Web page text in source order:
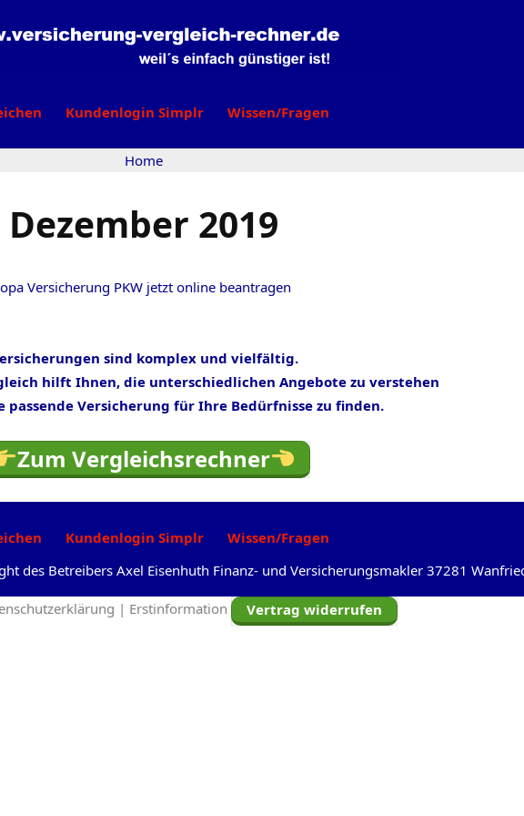
Kundenlogin Simplr Wissen/Fragen
Home
Dezember 2019
Versicherung PKW jetzt online beantragen
sind komplex und vielfältig.
hilft Ihnen, die unterschiedlichen Angebote zu verstehen
passende Versicherung für Ihre Bedürfnisse zu finden.
Zum Vergleichsrechner
Kundenlogin Simplr
Wissen/Fragen
des Betreibers Axel Eisenhuth Finanz- und Versicherungsmakler 37281
| Erstinformation Vertrag widerrufen